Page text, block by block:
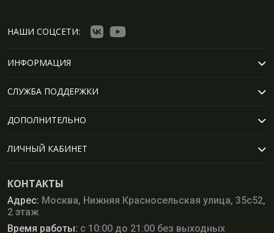
НАШИ СОЦСЕТИ:
ИНФОРМАЦИЯ
СЛУЖБА ПОДДЕРЖКИ
ДОПОЛНИТЕЛЬНО
ЛИЧНЫЙ КАБИНЕТ
КОНТАКТЫ
Адрес: Москва, Нижняя Красносельская улица, 35с52,
2 этаж
Время работы: с 10:00 до 21:00 без выходных